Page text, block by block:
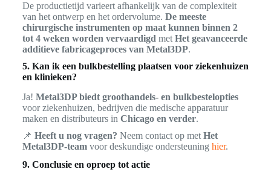
De productietijd varieert afhankelijk van de complexiteit
van het ontwerp en het ordervolume. De meeste
chirurgische instrumenten op maat kunnen binnen 2
tot 4 weken worden vervaardigd met Het geavanceerde
additieve fabricageproces van Metal3DP.
5. Kan ik een bulkbestelling plaatsen voor ziekenhuizen
en klinieken?
Ja! Metal3DP biedt groothandels- en bulkbestelopties
voor ziekenhuizen, bedrijven die medische apparatuur
maken en distributeurs in Chicago en verder.
📌 Heeft u nog vragen? Neem contact op met Het
Metal3DP-teamvoor deskundige ondersteuning hier.
9. Conclusie en oproep tot actie